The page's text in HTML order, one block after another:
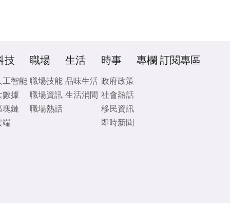
技
工智能
數據
塊鏈
端
職場
職場技能
職場資訊
職場熱話
生活
品味生活
生活消閒
時事
政府政策
社會熱話
移民資訊
即時新聞
專欄 訂閱專區